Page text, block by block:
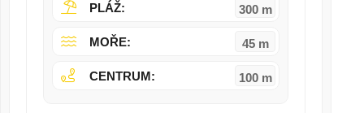
PLÁŽ: 300 m
MOŘE: 45 m
CENTRUM: 100 m